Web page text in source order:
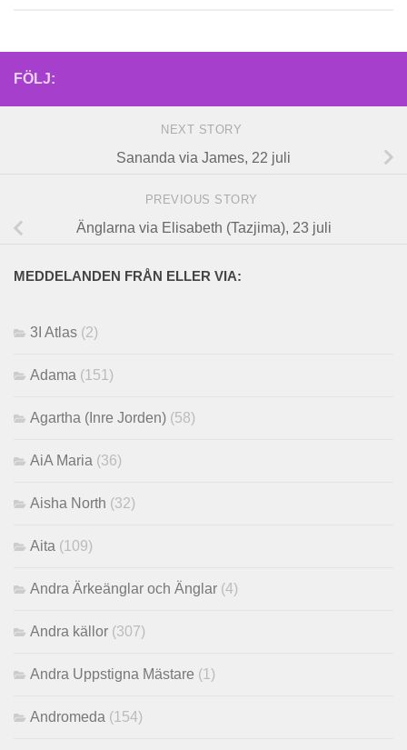
FÖLJ:
NEXT STORY
Sananda via James, 22 juli
PREVIOUS STORY
Änglarna via Elisabeth (Tazjima), 23 juli
MEDDELANDEN FRÅN ELLER VIA:
3I Atlas (2)
Adama (151)
Agartha (Inre Jorden) (58)
AiA Maria (36)
Aisha North (32)
Aita (109)
Andra Ärkeänglar och Änglar (4)
Andra källor (307)
Andra Uppstigna Mästare (1)
Andromeda (154)